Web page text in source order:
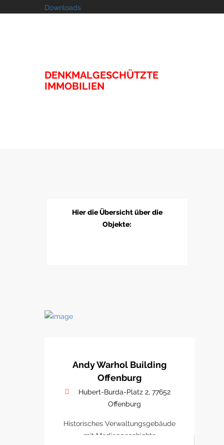
Downloads
DENKMALGESCHÜTZTE
IMMOBILIEN
Hier die Übersicht über die
Objekte:
Andy Warhol Building
Offenburg
Hubert-Burda-Platz 2, 77652
Offenburg
Historisches Verwaltungsgebäude
mit Mediengeschichte